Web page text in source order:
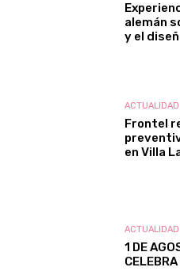
alemán
y el
ACTUALIDAD
Frontel
en Villa
ACTUALIDAD
1 DE